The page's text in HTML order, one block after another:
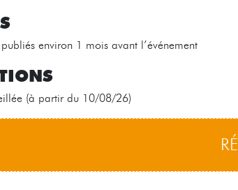
environ 1 mois avant l’événement
(à partir du 10/08/26)